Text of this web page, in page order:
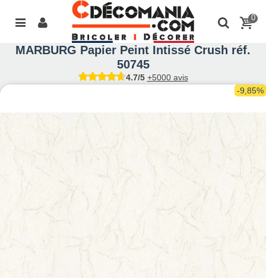
0
MARBURG Papier Peint Intissé Crush réf.
50745
4.7/5 +5000 avis
-9,85%